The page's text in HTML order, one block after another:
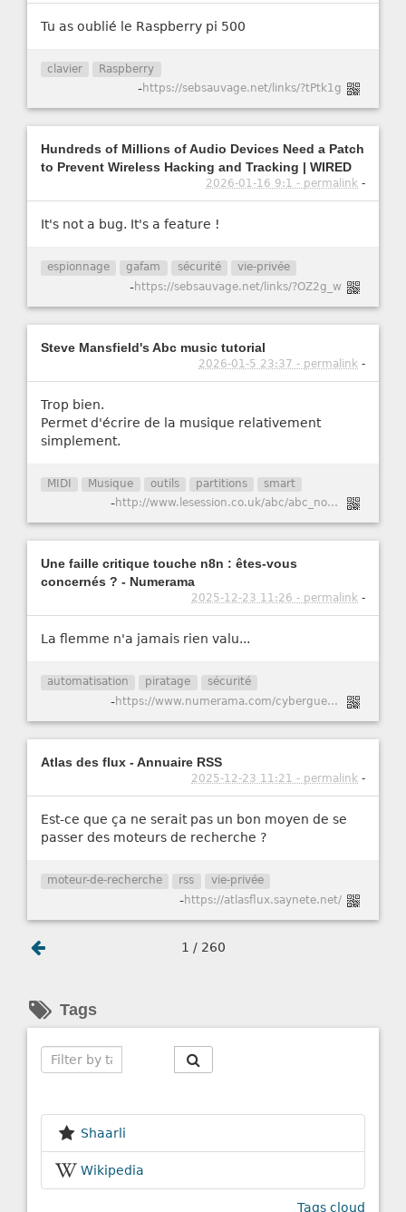
Tu as oublié le Raspberry pi 500
clavier Raspberry
-https://sebsauvage.net/links/?tPtk1g
Hundreds of Millions of Audio Devices Need a Patch
to Prevent Wireless Hacking and Tracking | WIRED
2026-01-16 9:1 - permalink -
It's not a bug. It's a feature !
espionnage gafam sécurité vie-privée
-https://sebsauvage.net/links/?OZ2g_w
Steve Mansfield's Abc music tutorial
2026-01-5 23:37 - permalink -
Trop bien.
Permet d'écrire de la musique relativement
simplement.
MIDI Musique outils partitions smart
- http://www.lesession.co.uk/abc/abc_notation.htm
Une faille critique touche n8n : êtes-vous
concernés ? - Numerama
2025-12-23 11:26 - permalink -
La flemme n'a jamais rien valu...
automatisation piratage sécurité
- https://www.numerama.com/cyberguerre/2147741-une-faille-critique-touche-n8n-etes-vous-concernes.html
Atlas des flux - Annuaire RSS
2025-12-23 11:21 - permalink -
Est-ce que ça ne serait pas un bon moyen de se
passer des moteurs de recherche ?
moteur-de-recherche rss vie-privée
-https://atlasflux.saynete.net/
1 / 260
Tags
Shaarli
Wikipedia
Tags cloud